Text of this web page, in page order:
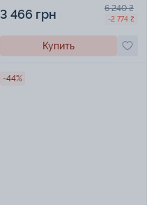
3 466 грн 6 240 ₴
-2 774 ₴
Купить
-44%